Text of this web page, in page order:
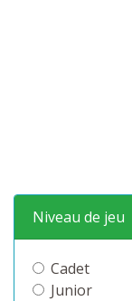
Niveau de jeu
Cadet
Junior